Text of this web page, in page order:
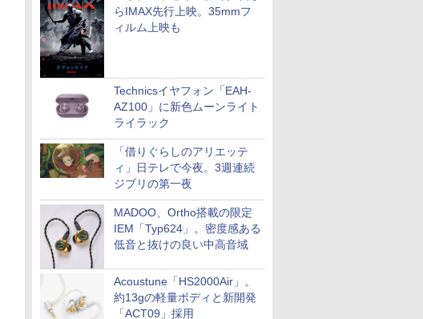
らIMAX先行上映。35mmフ
ィルム上映も
Technicsイヤフォン「EAH-
AZ100」に新色ムーンライト
ライラック
「借りぐらしのアリエッテ
ィ」日テレで今夜。3週連続
ジブリの第一夜
MADOO、Ortho搭載の限定
IEM「Typ624」。密度感ある
低音と抜けの良い中高音域
Acoustune「HS2000Air」。
約13gの軽量ボディと新開発
「ACT09」採用